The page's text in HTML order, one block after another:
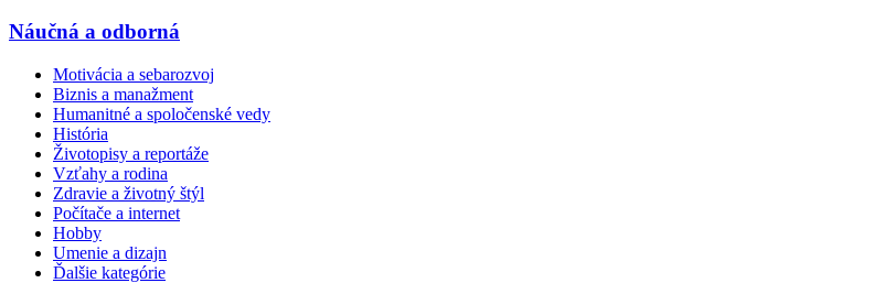
Náučná a odborná
Motivácia a sebarozvoj
Biznis a manažment
Humanitné a spoločenské vedy
História
Životopisy a reportáže
Vzťahy a rodina
Zdravie a životný štýl
Počítače a internet
Hobby
Umenie a dizajn
Ďalšie kategórie